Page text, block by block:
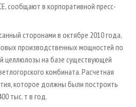
сообщают в корпоративной пресс-
сторонами в октябре 2010 года,
производственных мощностей по
целлюлозы на базе существующей
комбината. Расчетная
которое должны были построить
тыс. т в год.